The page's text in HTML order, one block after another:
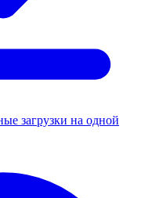
загрузки на одной